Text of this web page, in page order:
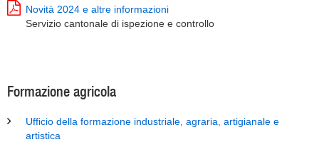
Novità 2024 e altre informazioni
Servizio cantonale di ispezione e controllo
Formazione agricola
Ufficio della formazione industriale, agraria, artigianale e
artistica